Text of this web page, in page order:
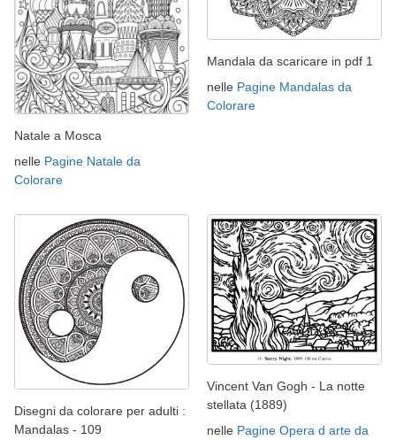
Natale a Mosca
nelle Pagine Natale da
Colorare
Mandala da scaricare in pdf 1
nelle Pagine Mandalas da
Colorare
Disegni da colorare per adulti :
Mandalas - 109
Vincent Van Gogh - La notte
stellata (1889)
nelle Pagine Opera d arte da